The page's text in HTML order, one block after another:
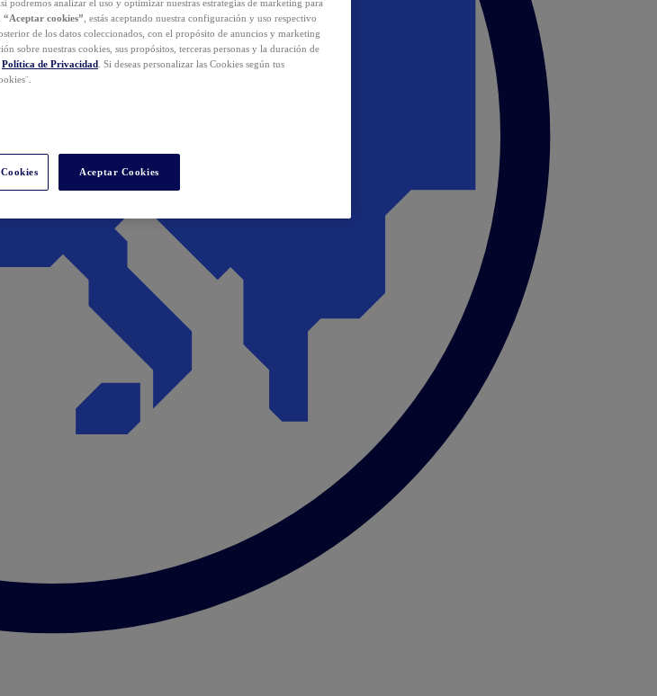
podremos analizar el uso y optimizar nuestras estrategias de marketing para
“Aceptar cookies” , estás aceptando nuestra configuración y uso respectivo
de los datos coleccionados, con el propósito de anuncios y marketing
sobre nuestras cookies, sus propósitos, terceras personas y la duración de
Política de Privacidad . Si deseas personalizar las Cookies según tus
Aceptar Cookies